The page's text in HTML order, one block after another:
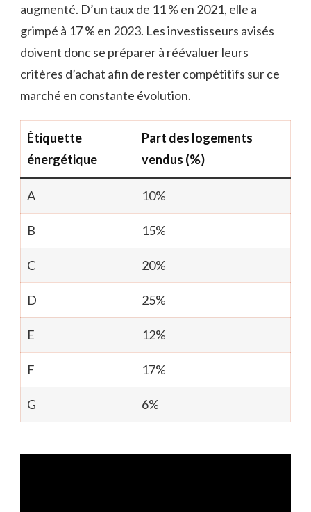
augmenté. D’un taux de 11 % en 2021, elle a
grimpé à 17 % en 2023. Les investisseurs avisés
doivent donc se préparer à réévaluer leurs
critères d’achat afin de rester compétitifs sur ce
marché en constante évolution.
Étiquette
énergétique
Part des logements
vendus (%)
A 10%
B 15%
C 20%
D 25%
E 12%
F 17%
G 6%